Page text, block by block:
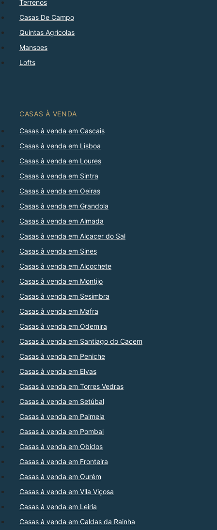
Terrenos
Casas De Campo
Quintas Agricolas
Mansoes
Lofts
CASAS À VENDA
Casas à venda em Cascais
Casas à venda em Lisboa
Casas à venda em Loures
Casas à venda em Sintra
Casas à venda em Oeiras
Casas à venda em Grandola
Casas à venda em Almada
Casas à venda em Alcacer do Sal
Casas à venda em Sines
Casas à venda em Alcochete
Casas à venda em Montijo
Casas à venda em Sesimbra
Casas à venda em Mafra
Casas à venda em Odemira
Casas à venda em Santiago do Cacem
Casas à venda em Peniche
Casas à venda em Elvas
Casas à venda em Torres Vedras
Casas à venda em Setúbal
Casas à venda em Palmela
Casas à venda em Pombal
Casas à venda em Obidos
Casas à venda em Fronteira
Casas à venda em Ourém
Casas à venda em Vila Viçosa
Casas à venda em Leiria
Casas à venda em Caldas da Rainha